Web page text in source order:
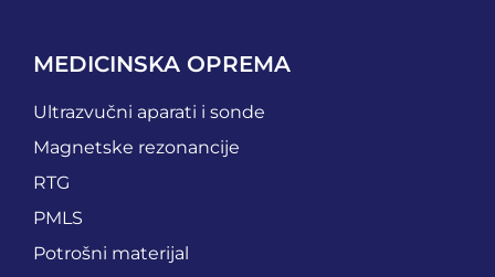
MEDICINSKA OPREMA
Ultrazvučni aparati i sonde
Magnetske rezonancije
RTG
PMLS
Potrošni materijal